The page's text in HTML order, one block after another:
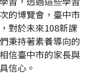
的博覽會，臺中市
對於未來108新課
秉持著素養導向的
信臺中市的家長與
信心。